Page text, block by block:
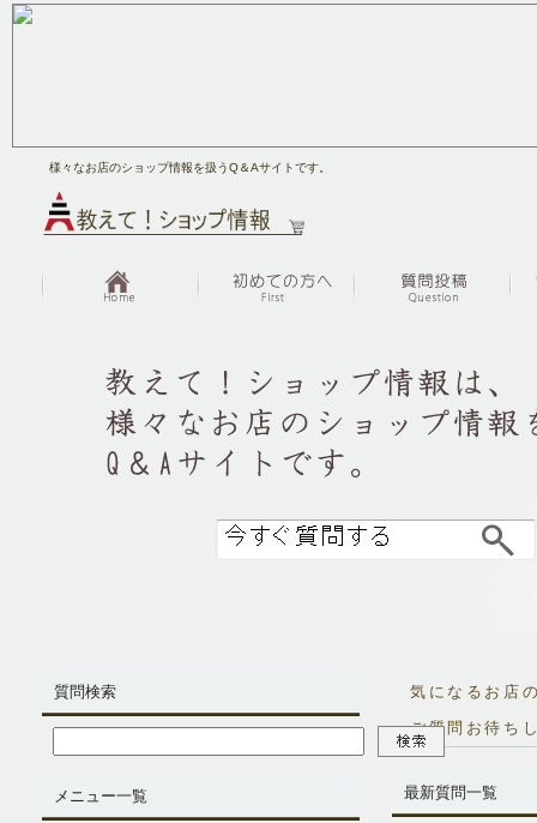
様々なお店のショップ情報を扱うQ＆Aサイトです。
気になるお店
ご質問お待ち
最新質問一覧
質問検索
メニュー一覧